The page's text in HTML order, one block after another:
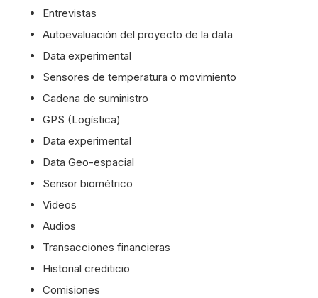
Entrevistas
Autoevaluación del proyecto de la data
Data experimental
Sensores de temperatura o movimiento
Cadena de suministro
GPS (Logística)
Data experimental
Data Geo-espacial
Sensor biométrico
Videos
Audios
Transacciones financieras
Historial crediticio
Comisiones